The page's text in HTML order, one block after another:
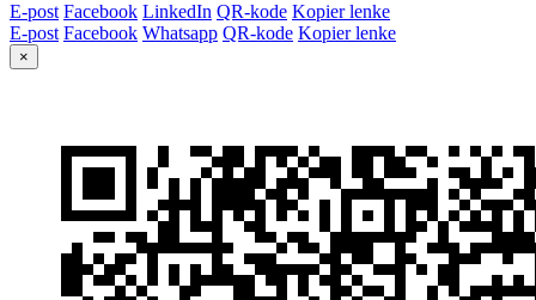
E-post Facebook LinkedIn QR-kode Kopier lenke
E-post Facebook Whatsapp QR-kode Kopier lenke
×